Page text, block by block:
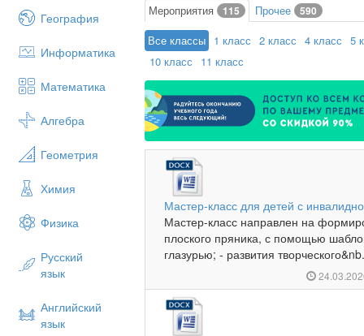
География
Информатика
Математика
Алгебра
Геометрия
Химия
Физика
Русский
язык
Английский
язык
Мероприятия 115 Прочее 590
Все классы 1 класс 2 класс 4 класс 5
10 класс
11 класс
Мастер-класс для детей с
Мастер-класс направлен на
плоского пряника, с помощью
глазурью; - развития